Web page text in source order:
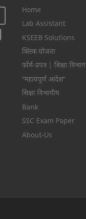
Home
Lab Assistant
KSEEB Solutions
क्लिक योजना
फॉर्म-प्रपत्र | शिक्षा विभाग
“महत्वपूर्ण आदेश”
शिक्षा विभागीय
Bank
SSC Exam Paper
About-Us